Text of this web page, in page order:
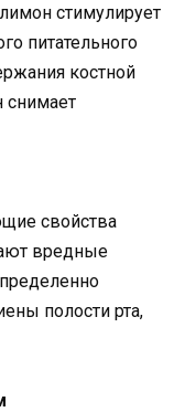
стимулирует
питательного
костной
снимает
свойства
вредные
полости рта,